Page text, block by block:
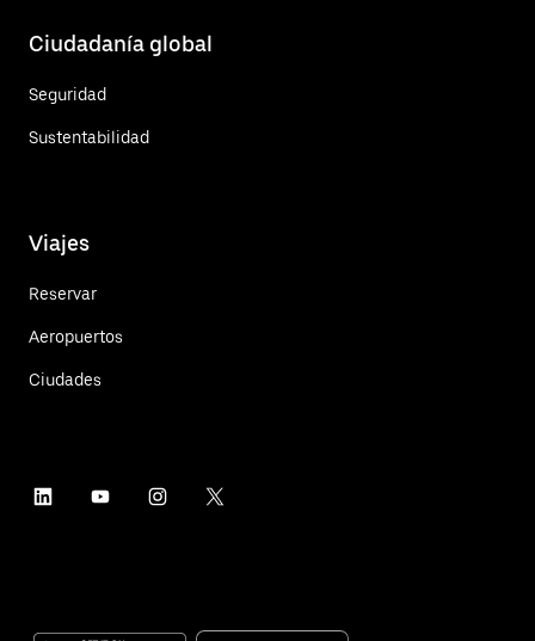
Ciudadanía global
Seguridad
Sustentabilidad
Viajes
Reservar
Aeropuertos
Ciudades